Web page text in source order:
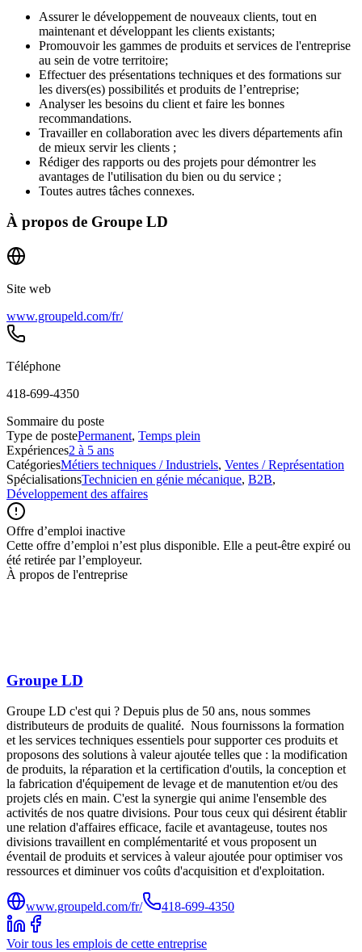
Assurer le développement de nouveaux clients, tout en
maintenant et développant les clients existants;
Promouvoir les gammes de produits et services de l'entreprise
au sein de votre territoire;
Effectuer des présentations techniques et des formations sur
les divers(es) possibilités et produits de l’entreprise;
Analyser les besoins du client et faire les bonnes
recommandations.
Travailler en collaboration avec les divers départements afin
de mieux servir les clients ;
Rédiger des rapports ou des projets pour démontrer les
avantages de l'utilisation du bien ou du service ;
Toutes autres tâches connexes.
À propos de Groupe LD
Site web
www.groupeld.com/fr/
Téléphone
418-699-4350
Sommaire du poste
Type de postePermanent, Temps plein
Expériences2 à 5 ans
CatégoriesMétiers techniques / Industriels, Ventes / Représentation
SpécialisationsTechnicien en génie mécanique, B2B,
Développement des affaires
Offre d’emploi inactive
Cette offre d’emploi n’est plus disponible. Elle a peut-être expiré ou
été retirée par l’employeur.
À propos de l'entreprise
Groupe LD
Groupe LD c'est qui ? Depuis plus de 50 ans, nous sommes
distributeurs de produits de qualité. Nous fournissons la formation
et les services techniques essentiels pour supporter ces produits et
proposons des solutions à valeur ajoutée telles que : la modification
de produits, la réparation et la certification d'outils, la conception et
la fabrication d'équipement de levage et de manutention et/ou des
projets clés en main. C'est la synergie qui anime l'ensemble des
activités de nos quatre divisions. Pour tous ceux qui désirent établir
une relation d'affaires efficace, facile et avantageuse, toutes nos
divisions travaillent en complémentarité et vous proposent un
éventail de produits et services à valeur ajoutée pour optimiser vos
ressources et diminuer vos coûts d'acquisition et d'exploitation.
www.groupeld.com/fr/ 418-699-4350
Voir tous les emplois de cette entreprise